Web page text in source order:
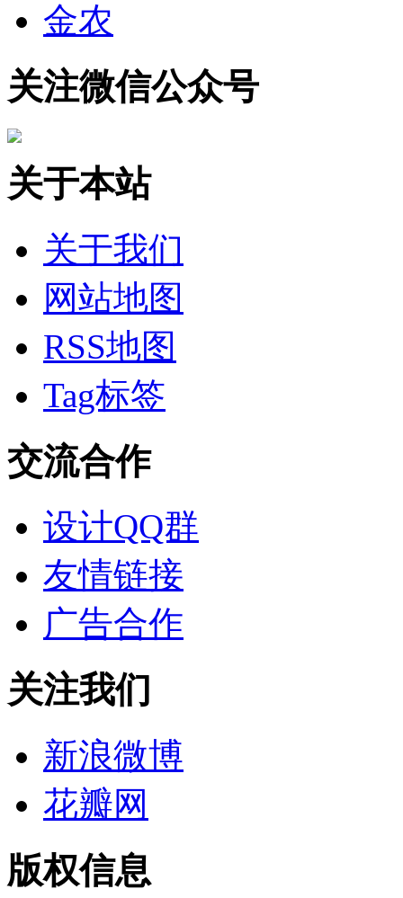
金农
关注微信公众号
关于本站
关于我们
网站地图
RSS地图
Tag标签
交流合作
设计QQ群
友情链接
广告合作
关注我们
新浪微博
花瓣网
版权信息